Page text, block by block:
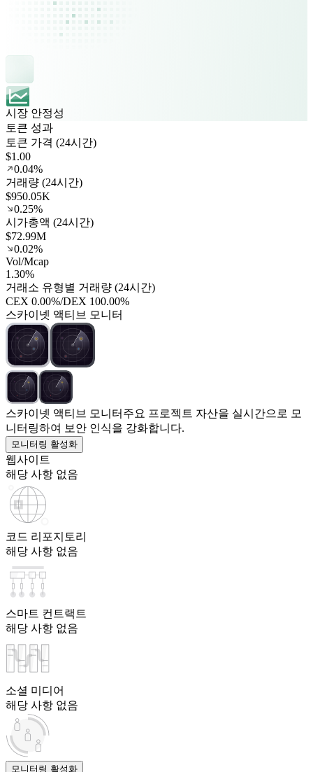
시장 안정성
토큰 성과
토큰 가격 (24시간)
$1.00
0.04%
거래량 (24시간)
$950.05K
0.25%
시가총액 (24시간)
$72.99M
0.02%
Vol/Mcap
1.30%
거래소 유형별 거래량 (24시간)
CEX 0.00%/DEX 100.00%
스카이넷 액티브 모니터
스카이넷 액티브 모니터 주요 프로젝트 자산을 실시간으로 모
니터링하여 보안 인식을 강화합니다.
모니터링 활성화
웹사이트
해당 사항 없음
코드 리포지토리
해당 사항 없음
스마트 컨트랙트
해당 사항 없음
소셜 미디어
해당 사항 없음
모니터링 활성화